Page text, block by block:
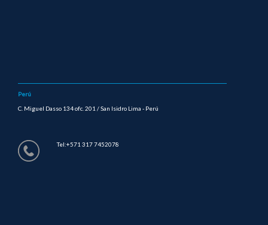
Perú
C. Miguel Dasso 134 ofc. 201 / San Isidro Lima - Perú
Tel:+571 317 7452078